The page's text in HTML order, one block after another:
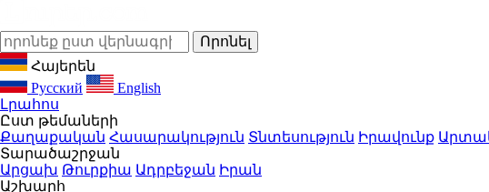
Հայերեն
Русский
English
Լրահոս
Ըստ թեմաների
Քաղաքական Հասարակություն Տնտեսություն Իրավունք
Տարածաշրջան
Արցախ Թուրքիա Ադրբեջան Իրան
Աշխարհ